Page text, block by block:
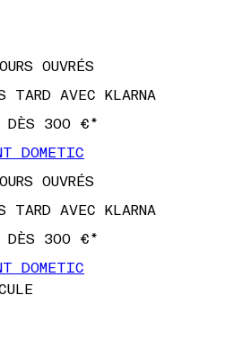
OUVRÉS
TARD AVEC KLARNA
DÈS 300 €*
DOMETIC
OUVRÉS
TARD AVEC KLARNA
DÈS 300 €*
DOMETIC